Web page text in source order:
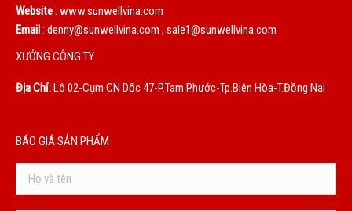
Website: www.sunwellvina.com
Email: denny@sunwellvina.com ; sale1@sunwellvina.com
XƯỞNG CÔNG TY
Địa Chỉ:Lô 02-Cụm CN Dốc 47-P.Tam Phước-Tp.Biên Hòa-T.Đồng Nai
BÁO GIÁ SẢN PHẨM